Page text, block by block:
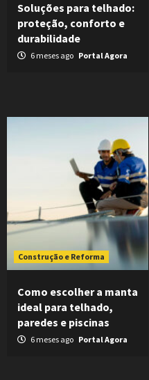
Soluções para telhado:
proteção, conforto e
durabilidade
6 meses ago Portal Agora
Construção e Reforma
Como escolher a manta
ideal para telhado,
paredes e piscinas
6 meses ago Portal Agora